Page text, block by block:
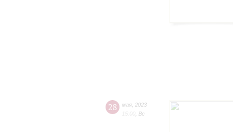
28 мая 2023
15:00 Вс